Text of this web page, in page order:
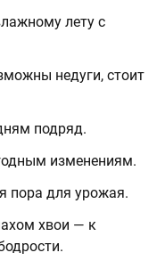
лету с
недуги, стоит
подряд.
изменениям.
пора для урожая.
хвои — к